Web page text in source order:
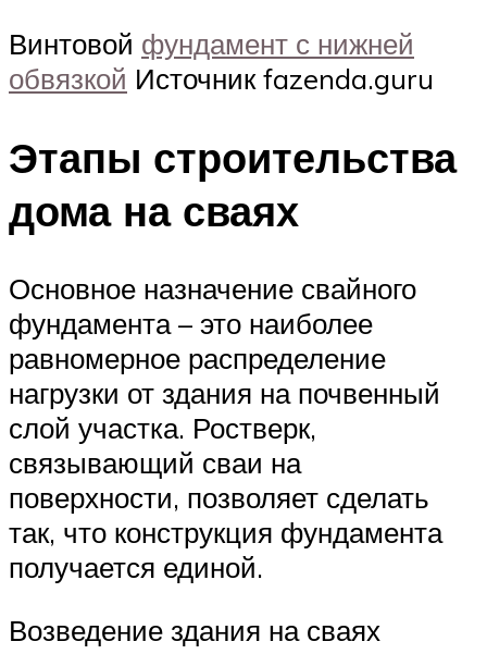
Винтовой фундамент с нижней
обвязкой Источник fazenda.guru
Этапы строительства
дома на сваях
Основное назначение свайного
фундамента – это наиболее
равномерное распределение
нагрузки от здания на почвенный
слой участка. Ростверк,
связывающий сваи на
поверхности, позволяет сделать
так, что конструкция фундамента
получается единой.
Возведение здания на сваях